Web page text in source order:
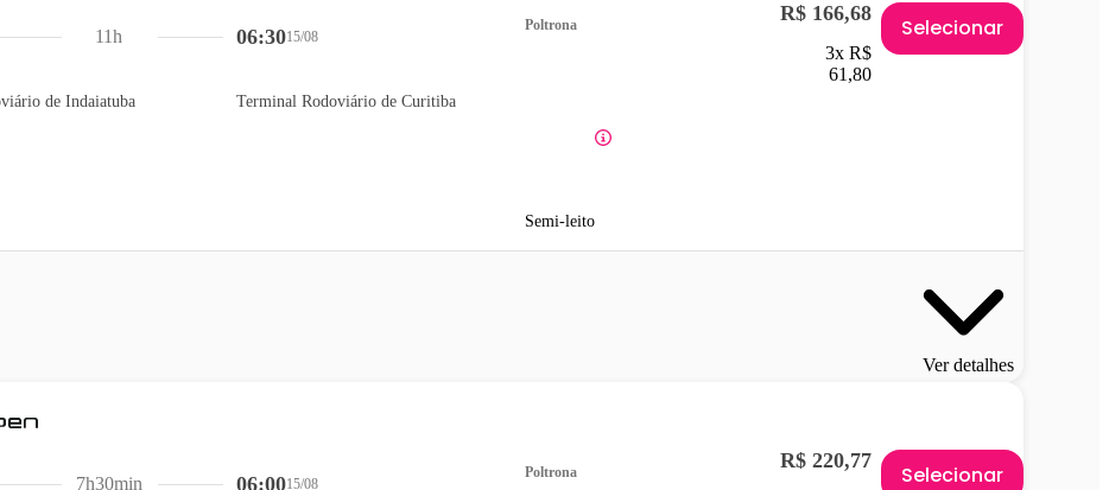
de Indaiatuba
06:3015/08
Terminal Rodoviário de Curitiba
11h
Poltrona
Semi-leito
R$ 166,68
3x R$
61,80
Selecionar
Ver detalhes
06:0015/08
7h30min
Poltrona R$ 220,77
Selecionar